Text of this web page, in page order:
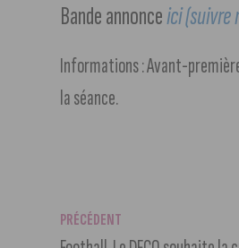
Bande annonceici (suivre
Informations : Avant-
la séance.
PRÉCÉDENT